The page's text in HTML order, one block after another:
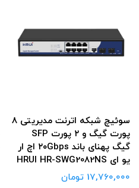
سوئیچ شبکه اترنت مدیریتی ۸
پورت گیگ و ۲ پورت SFP
گیگ پهنای باند ۲۰Gbps اچ ار
یو ای HRUI HR-SWG2082NS
17,760,000 تومان